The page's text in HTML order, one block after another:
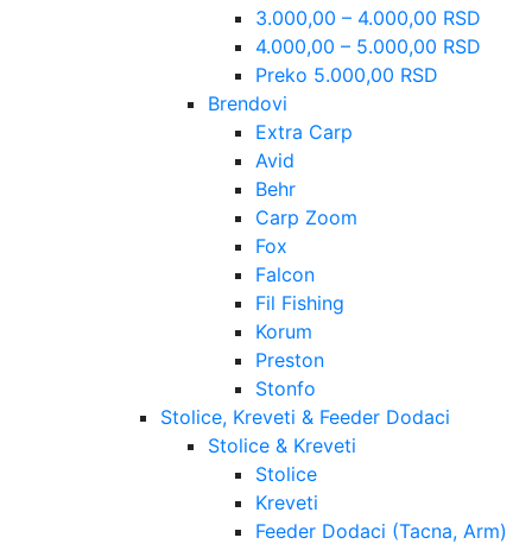
3.000,00 – 4.000,00 RSD
4.000,00 – 5.000,00 RSD
Preko 5.000,00 RSD
Brendovi
Extra Carp
Avid
Behr
Carp Zoom
Fox
Falcon
Fil Fishing
Korum
Preston
Stonfo
Stolice, Kreveti & Feeder Dodaci
Stolice & Kreveti
Stolice
Kreveti
Feeder Dodaci (Tacna, Arm)